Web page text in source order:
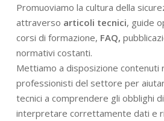
Promuoviamo la cultura della
attraverso articoli tecnici, guide
corsi di formazione, FAQ,
normativi costanti.
Mettiamo a disposizione contenuti
professionisti del settore per
tecnici a comprendere gli obblighi
interpretare correttamente dati e